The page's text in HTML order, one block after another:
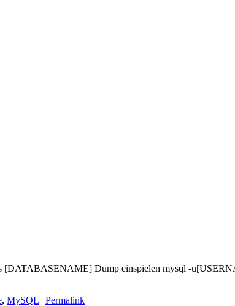
Dump einspielen mysql -
, MySQL | Permalink